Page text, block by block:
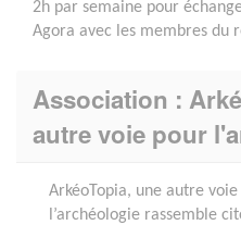
2h par semaine pour
Agora avec les membres du
Association :
autre voie pour
ArkéoTopia, une autre
l’archéologie rassemble